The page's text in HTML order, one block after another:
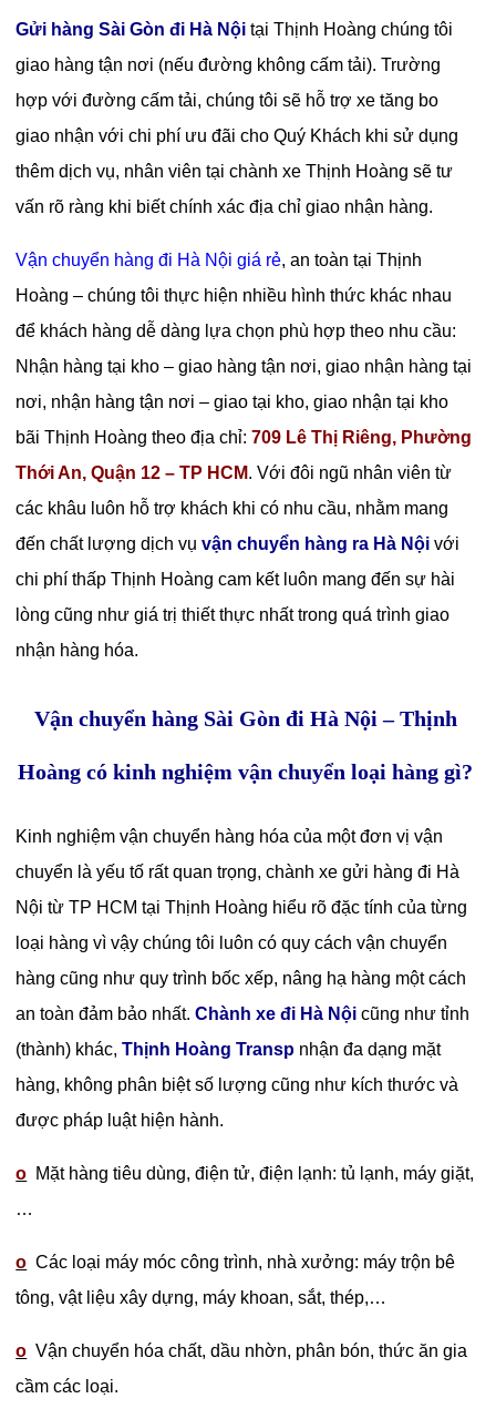
Gửi hàng Sài Gòn đi Hà Nội tại Thịnh Hoàng chúng tôi
giao hàng tận nơi (nếu đường không cấm tải). Trường
hợp với đường cấm tải, chúng tôi sẽ hỗ trợ xe tăng bo
giao nhận với chi phí ưu đãi cho Quý Khách khi sử dụng
thêm dịch vụ, nhân viên tại chành xe Thịnh Hoàng sẽ tư
vấn rõ ràng khi biết chính xác địa chỉ giao nhận hàng.
Vận chuyển hàng đi Hà Nội giá rẻ, an toàn tại Thịnh
Hoàng – chúng tôi thực hiện nhiều hình thức khác nhau
để khách hàng dễ dàng lựa chọn phù hợp theo nhu cầu:
Nhận hàng tại kho – giao hàng tận nơi, giao nhận hàng tại
nơi, nhận hàng tận nơi – giao tại kho, giao nhận tại kho
bãi Thịnh Hoàng theo địa chỉ:709 Lê Thị Riêng, Phường
Thới An, Quận 12 – TP HCM. Với đôi ngũ nhân viên từ
các khâu luôn hỗ trợ khách khi có nhu cầu, nhằm mang
đến chất lượng dịch vụvận chuyển hàng ra Hà Nội với
chi phí thấp Thịnh Hoàng cam kết luôn mang đến sự hài
lòng cũng như giá trị thiết thực nhất trong quá trình giao
nhận hàng hóa.
Vận chuyển hàng Sài Gòn đi Hà Nội – Thịnh
Hoàng có kinh nghiệm vận chuyển loại hàng gì?
Kinh nghiệm vận chuyển hàng hóa của một đơn vị vận
chuyển là yếu tố rất quan trọng, chành xe gửi hàng đi Hà
Nội từ TP HCM tại Thịnh Hoàng hiểu rõ đặc tính của từng
loại hàng vì vậy chúng tôi luôn có quy cách vận chuyển
hàng cũng như quy trình bốc xếp, nâng hạ hàng một cách
an toàn đảm bảo nhất.Chành xe đi Hà Nội cũng như tỉnh
(thành) khác,Thịnh Hoàng Transp nhận đa dạng mặt
hàng, không phân biệt số lượng cũng như kích thước và
được pháp luật hiện hành.
o Mặt hàng tiêu dùng, điện tử, điện lạnh: tủ lạnh, máy giặt,
…
o Các loại máy móc công trình, nhà xưởng: máy trộn bê
tông, vật liệu xây dựng, máy khoan, sắt, thép,…
o Vận chuyển hóa chất, dầu nhờn, phân bón, thức ăn gia
cầm các loại.